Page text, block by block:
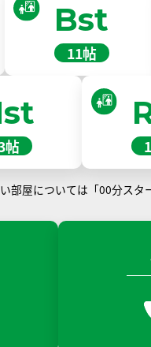
Bst
11帖
帖
屋については「00分スタ